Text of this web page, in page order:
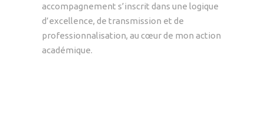
accompagnement s’inscrit dans une logique
d’excellence, de transmission et de
professionnalisation, au cœur de mon action
académique.